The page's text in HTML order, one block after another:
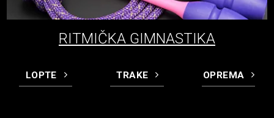
RITMIČKA GIMNASTIKA
LOPTE TRAKE OPREMA